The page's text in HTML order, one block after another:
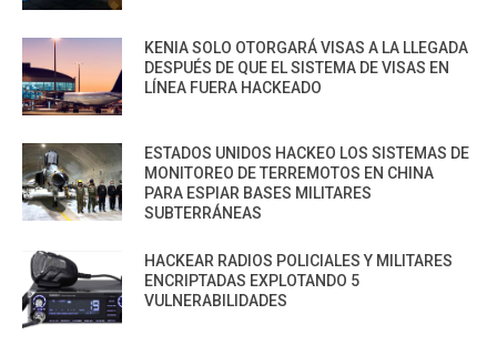
KENIA SOLO OTORGARÁ VISAS A LA LLEGADA
DESPUÉS DE QUE EL SISTEMA DE VISAS EN
LÍNEA FUERA HACKEADO
ESTADOS UNIDOS HACKEO LOS SISTEMAS DE
MONITOREO DE TERREMOTOS EN CHINA
PARA ESPIAR BASES MILITARES
SUBTERRÁNEAS
HACKEAR RADIOS POLICIALES Y MILITARES
ENCRIPTADAS EXPLOTANDO 5
VULNERABILIDADES